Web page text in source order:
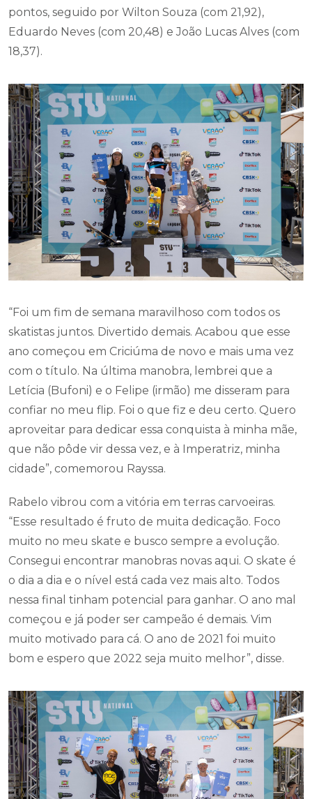
pontos, seguido por Wilton Souza (com 21,92),
Eduardo Neves (com 20,48) e João Lucas Alves (com
18,37).
“Foi um fim de semana maravilhoso com todos os
skatistas juntos. Divertido demais. Acabou que esse
ano começou em Criciúma de novo e mais uma vez
com o título. Na última manobra, lembrei que a
Letícia (Bufoni) e o Felipe (irmão) me disseram para
confiar no meu flip. Foi o que fiz e deu certo. Quero
aproveitar para dedicar essa conquista à minha mãe,
que não pôde vir dessa vez, e à Imperatriz, minha
cidade”, comemorou Rayssa.
Rabelo vibrou com a vitória em terras carvoeiras.
“Esse resultado é fruto de muita dedicação. Foco
muito no meu skate e busco sempre a evolução.
Consegui encontrar manobras novas aqui. O skate é
o dia a dia e o nível está cada vez mais alto. Todos
nessa final tinham potencial para ganhar. O ano mal
começou e já poder ser campeão é demais. Vim
muito motivado para cá. O ano de 2021 foi muito
bom e espero que 2022 seja muito melhor”, disse.